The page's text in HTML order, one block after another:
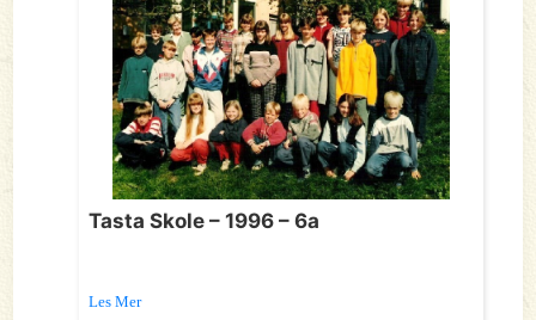
Tasta Skole – 1996 – 6a
Les Mer